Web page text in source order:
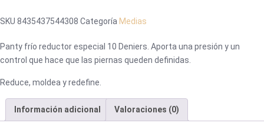
SKU 8435437544308 Categoría Medias
Panty frío reductor especial 10 Deniers. Aporta una presión y un
control que hace que las piernas queden definidas.
Reduce, moldea y redefine.
Información adicional Valoraciones (0)